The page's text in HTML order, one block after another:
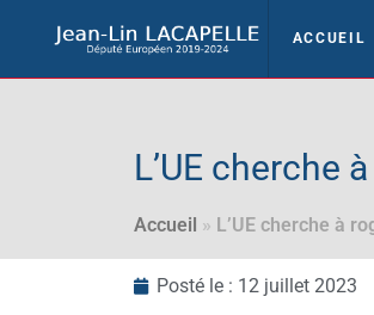
ACCUEIL
L’UE cherche
Accueil » L’UE cherche à
Posté le : 12 juillet 2023